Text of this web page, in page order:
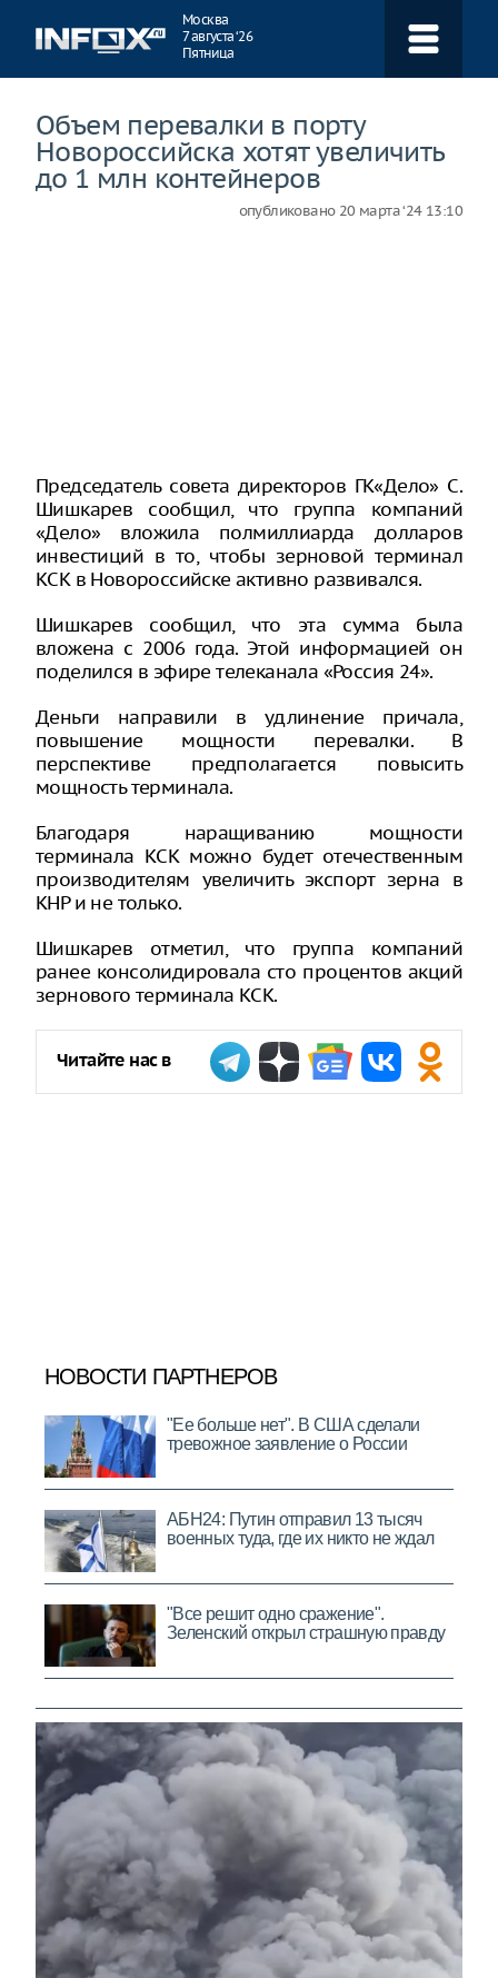
Москва
7 августа ‘26
Пятница
Объем перевалки в порту
Новороссийска хотят увеличить
до 1 млн контейнеров
опубликовано 20 марта ‘24 13:10
Председатель совета директоров ГК«Дело» С.
Шишкарев сообщил, что группа компаний
«Дело» вложила полмиллиарда долларов
инвестиций в то, чтобы зерновой терминал
КСК в Новороссийске активно развивался.
Шишкарев сообщил, что эта сумма была
вложена с 2006 года. Этой информацией он
поделился в эфире телеканала «Россия 24».
Деньги направили в удлинение причала,
повышение мощности перевалки. В
перспективе предполагается повысить
мощность терминала.
Благодаря наращиванию мощности
терминала КСК можно будет отечественным
производителям увеличить экспорт зерна в
КНР и не только.
Шишкарев отметил, что группа компаний
ранее консолидировала сто процентов акций
зернового терминала КСК.
Читайте нас в